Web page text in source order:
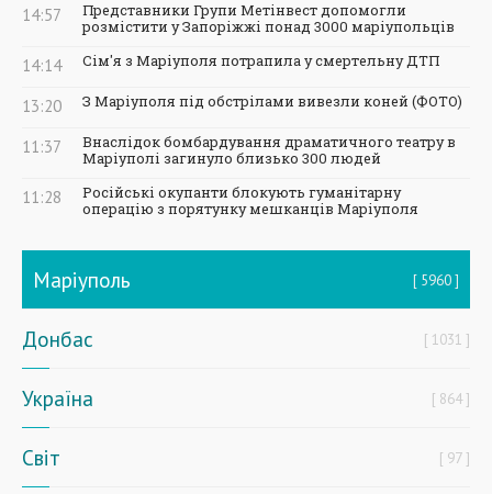
14:57
Представники Групи Метінвест допомогли
розмістити у Запоріжжі понад 3000 маріупольців
14:14 Сім'я з Маріуполя потрапила у смертельну ДТП
13:20 З Маріуполя під обстрілами вивезли коней (ФОТО)
11:37
Внаслідок бомбардування драматичного театру в
Маріуполі загинуло близько 300 людей
11:28
Російські окупанти блокують гуманітарну
операцію з порятунку мешканців Маріуполя
Маріуполь 5960
Донбас 1031
Україна 864
Світ 97